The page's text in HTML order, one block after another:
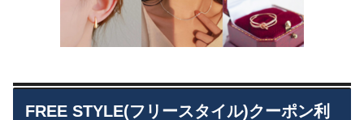
FREE STYLE(フリースタイル)クーポン利